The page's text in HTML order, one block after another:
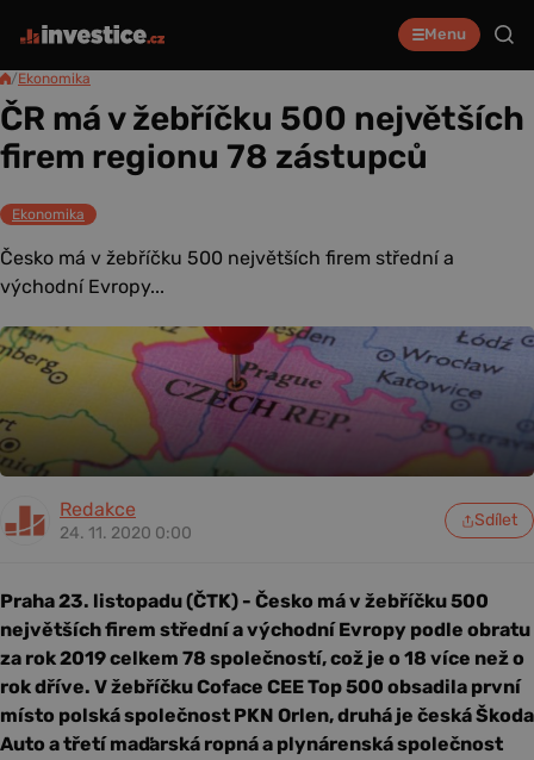
Menu
/Ekonomika
ČR má v žebříčku 500 největších
firem regionu 78 zástupců
Ekonomika
Česko má v žebříčku 500 největších firem střední a
východní Evropy...
Redakce
24. 11. 2020 0:00
Sdílet
Praha 23. listopadu (ČTK) - Česko má v žebříčku 500
největších firem střední a východní Evropy podle obratu
za rok 2019 celkem 78 společností, což je o 18 více než o
rok dříve. V žebříčku Coface CEE Top 500 obsadila první
místo polská společnost PKN Orlen, druhá je česká Škoda
Auto a třetí maďarská ropná a plynárenská společnost